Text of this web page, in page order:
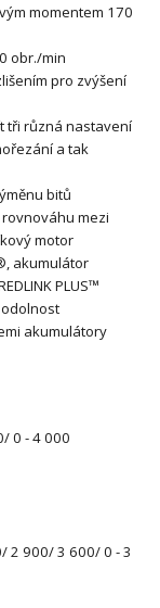
momentem 170
obr./min
pro zvýšení
tři různá nastavení
a tak
bitů
mezi
motor
akumulátor
PLUS™
akumulátory
0 - 4 000
2 900/ 3 600/ 0 - 3